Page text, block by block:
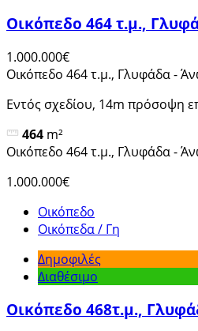
Οικόπεδο 464 τ.μ.,
1.000.000€
Οικόπεδο 464 τ.μ., Γλυφάδα -
Εντός σχεδίου, 14m πρόσοψη
464 m²
Οικόπεδο 464 τ.μ., Γλυφάδα -
1.000.000€
Οικόπεδο
Οικόπεδα / Γη
Δημοφιλές
Διαθέσιμο
Οικόπεδο 468τ.μ.,